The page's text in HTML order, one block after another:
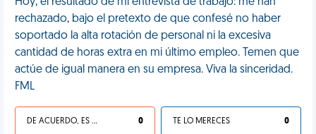
rechazado, bajo el pretexto de que confesé no haber
soportado la alta rotación de personal ni la excesiva
cantidad de horas extra en mi último empleo. Temen que
actúe de igual manera en su empresa. Viva la sinceridad.
FML
DE ACUERDO, ES UNA VIDA HP 0 TE LO MERECES 0